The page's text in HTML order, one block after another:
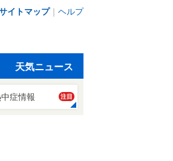
イトマップ｜ ヘルプ
天気ニュース
症情報 注目